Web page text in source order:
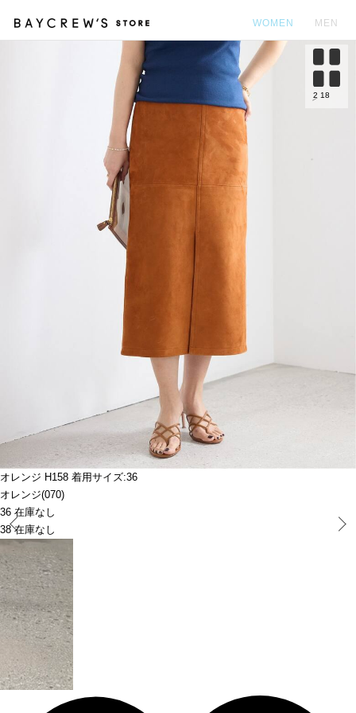
WOMEN MEN
オレンジ H158 着用サイズ:36
オレンジ(070)
36 在庫なし
38 在庫なし
Prev
2 18